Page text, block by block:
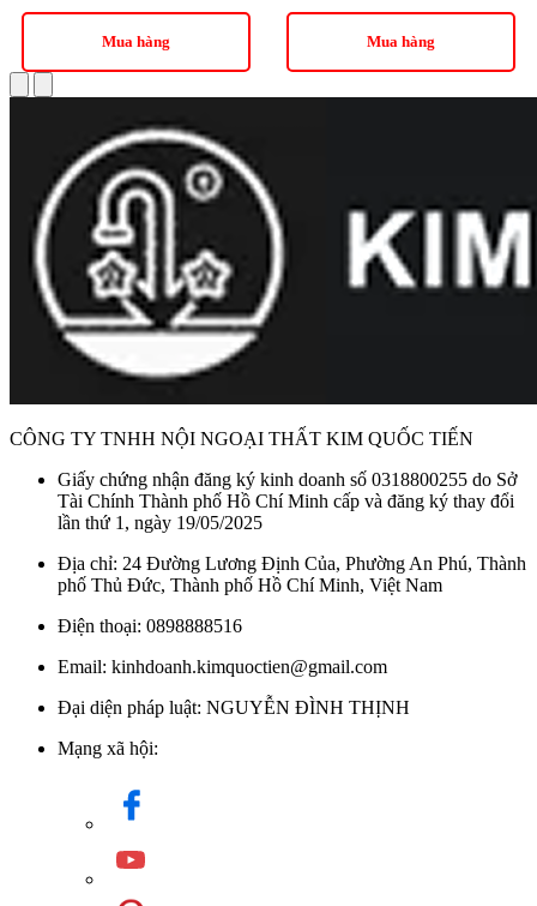
Mua hàng Mua hàng
CÔNG TY TNHH NỘI NGOẠI THẤT KIM QUỐC TIẾN
Giấy chứng nhận đăng ký kinh doanh số 0318800255 do Sở
Tài Chính Thành phố Hồ Chí Minh cấp và đăng ký thay đổi
lần thứ 1, ngày 19/05/2025
Địa chỉ: 24 Đường Lương Định Của, Phường An Phú, Thành
phố Thủ Đức, Thành phố Hồ Chí Minh, Việt Nam
Điện thoại: 0898888516
Email: kinhdoanh.kimquoctien@gmail.com
Đại diện pháp luật: NGUYỄN ĐÌNH THỊNH
Mạng xã hội: